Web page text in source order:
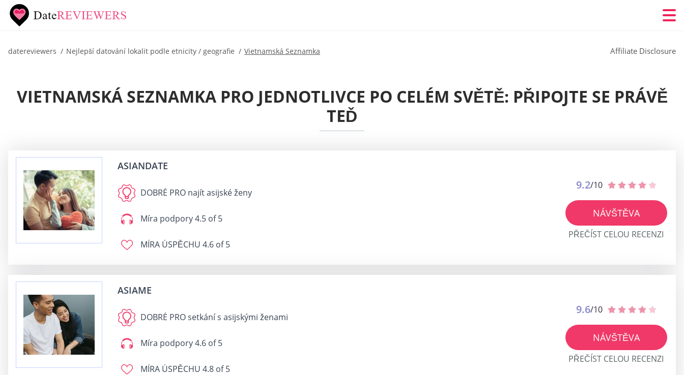
datereviewers Nejlepší datování lokalit podle etnicity / geografie Vietnamská Seznamka Affiliate Disclosure
VIETNAMSKÁ SEZNAMKA PRO JEDNOTLIVCE PO CELÉM SVĚTĚ: PŘIPOJTE SE PRÁVĚ
TEĎ
ASIANDATE
DOBRÉ PRO najít asijské ženy
Míra podpory4.5 of 5
MÍRA ÚSPĚCHU 4.6 of 5
9.2/10
NÁVŠTĚVA
PŘEČÍST CELOU RECENZI
ASIAME
DOBRÉ PROsetkání s asijskými ženami
Míra podpory4.6 of 5
MÍRA ÚSPĚCHU 4.8 of 5
9.6/10
NÁVŠTĚVA
PŘEČÍST CELOU RECENZI